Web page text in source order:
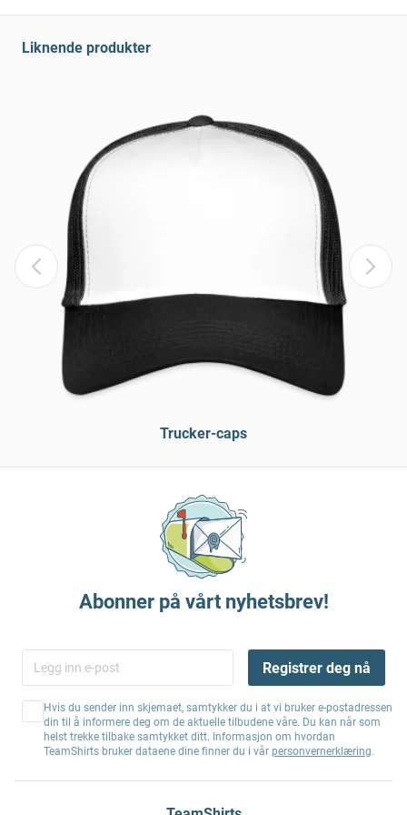
Liknende produkter
Trucker-caps
Abonner på vårt nyhetsbrev!
Registrer deg nå
Hvis du sender inn skjemaet, samtykker du i at vi bruker e-postadressen
din til å informere deg om de aktuelle tilbudene våre. Du kan når som
helst trekke tilbake samtykket ditt. Informasjon om hvordan
TeamShirts bruker dataene dine finner du i vår personvernerklæring.